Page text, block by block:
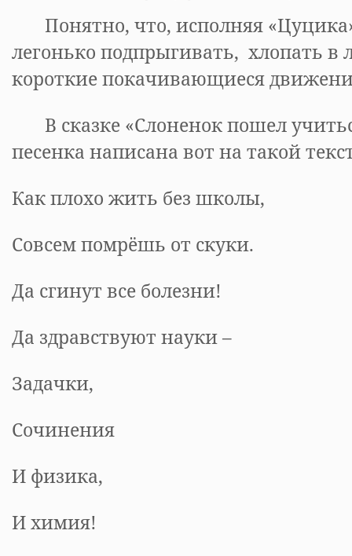
Понятно, что, исполняя
легонько подпрыгивать, хлопать в
короткие покачивающиеся
В сказке «Слоненок пошел
песенка написана вот на такой
Как плохо жить без школы,
Совсем помрёшь от скуки.
Да сгинут все болезни!
Да здравствуют науки –
Задачки,
Сочинения
И физика,
И химия!